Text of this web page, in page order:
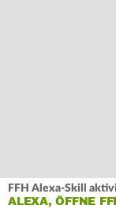
FFH Alexa-Skill
ALEXA, ÖFFNE